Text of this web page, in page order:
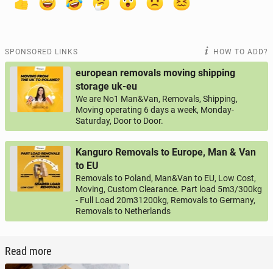
SPONSORED LINKS HOW TO ADD?
european removals moving shipping
storage uk-eu
We are No1 Man&Van, Removals, Shipping,
Moving operating 6 days a week, Monday-
Saturday, Door to Door.
Kanguro Removals to Europe, Man & Van
to EU
Removals to Poland, Man&Van to EU, Low Cost,
Moving, Custom Clearance. Part load 5m3/300kg
- Full Load 20m31200kg, Removals to Germany,
Removals to Netherlands
Read more